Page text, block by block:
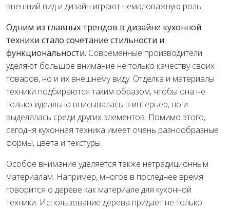
внешний вид и дизайн играют немаловажную роль.
Одним из главных трендов в дизайне кухонной
техники стало сочетание стильности и
функциональности. Современные производители
уделяют большое внимание не только качеству своих
товаров, но и их внешнему виду. Отделка и материалы
техники подбираются таким образом, чтобы она не
только идеально вписывалась в интерьер, но и
выделялась среди других элементов. Помимо этого,
сегодня кухонная техника имеет очень разнообразные
формы, цвета и текстуры.
Особое внимание уделяется также нетрадиционным
материалам. Например, многое в последнее время
говорится о дереве как материале для кухонной
техники. Использование дерева придает не только